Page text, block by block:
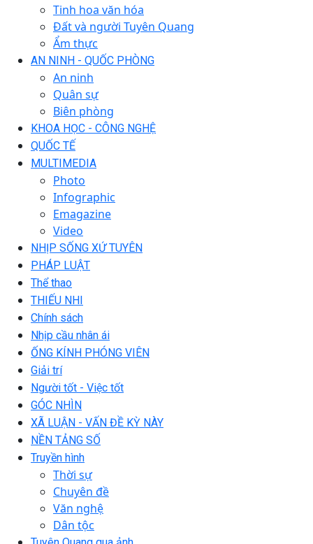
Tinh hoa văn hóa
Đất và người Tuyên Quang
Ẩm thực
AN NINH - QUỐC PHÒNG
An ninh
Quân sự
Biên phòng
KHOA HỌC - CÔNG NGHỆ
QUỐC TẾ
MULTIMEDIA
Photo
Infographic
Emagazine
Video
NHỊP SỐNG XỨ TUYÊN
PHÁP LUẬT
Thể thao
THIẾU NHI
Chính sách
Nhịp cầu nhân ái
ỐNG KÍNH PHÓNG VIÊN
Giải trí
Người tốt - Việc tốt
GÓC NHÌN
XÃ LUẬN - VẤN ĐỀ KỲ NÀY
NỀN TẢNG SỐ
Truyền hình
Thời sự
Chuyên đề
Văn nghệ
Dân tộc